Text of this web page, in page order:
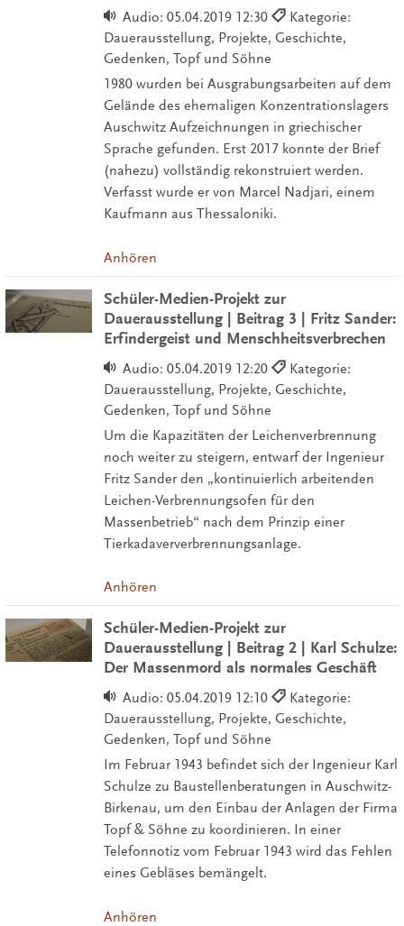
Audio: 05.04.2019 12:30
Kategorie:
Dauerausstellung, Projekte, Geschichte,
Gedenken, Topf und Söhne
1980 wurden bei Ausgrabungsarbeiten auf dem
Gelände des ehemaligen Konzentrationslagers
Auschwitz Aufzeichnungen in griechischer
Sprache gefunden. Erst 2017 konnte der Brief
(nahezu) vollständig rekonstruiert werden.
Verfasst wurde er von Marcel Nadjari, einem
Kaufmann aus Thessaloniki.
Anhören
Schüler-Medien-Projekt zur
Dauerausstellung | Beitrag 3 | Fritz Sander:
Erfindergeist und Menschheitsverbrechen
Audio: 05.04.2019 12:20
Kategorie:
Dauerausstellung, Projekte, Geschichte,
Gedenken, Topf und Söhne
Um die Kapazitäten der Leichenverbrennung
noch weiter zu steigern, entwarf der Ingenieur
Fritz Sander den „kontinuierlich arbeitenden
Leichen-Verbrennungsofen für den
Massenbetrieb“ nach dem Prinzip einer
Tierkadaververbrennungsanlage.
Anhören
Schüler-Medien-Projekt zur
Dauerausstellung | Beitrag 2 | Karl Schulze:
Der Massenmord als normales Geschäft
Audio: 05.04.2019 12:10
Kategorie:
Dauerausstellung, Projekte, Geschichte,
Gedenken, Topf und Söhne
Im Februar 1943 befindet sich der Ingenieur Karl
Schulze zu Baustellenberatungen in Auschwitz-
Birkenau, um den Einbau der Anlagen der Firma
Topf & Söhne zu koordinieren. In einer
Telefonnotiz vom Februar 1943 wird das Fehlen
eines Gebläses bemängelt.
Anhören